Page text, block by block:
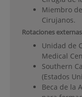
Miembro
Cirujanos.
Rotaciones
Unidad de
Medical
Southern
(Estados
Beca de la